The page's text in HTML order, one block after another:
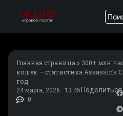
Главная страница » 300+ млн
кошек — статистика Assassinʼs
год
24 марта, 2026
13:45
0
Поделиться